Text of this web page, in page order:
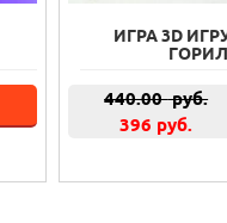
ИГРА 3D
440.00руб.
396 руб.